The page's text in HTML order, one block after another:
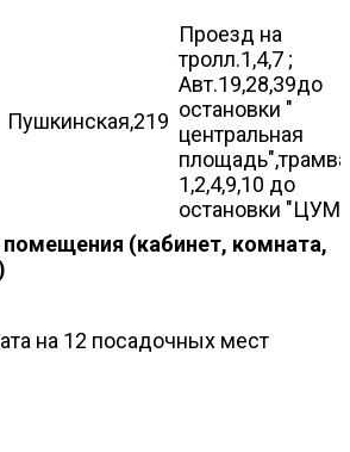
Пушкинская,219
Проезд на
тролл.1,4,7 ;
Авт.19,28,39до
остановки "
центральная
1,2,4,9,10 до
остановки "ЦУМ"
помещения (кабинет, комната,
на 12 посадочных мест